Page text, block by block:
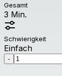
Gesamt
3 Min.
Schwierigkeit
Einfach
-